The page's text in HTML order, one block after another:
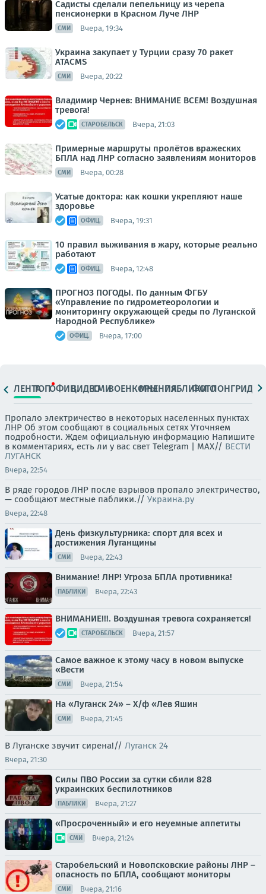
Садисты сделали пепельницу из черепа
пенсионерки в Красном Луче ЛНР
СМИ Вчера, 19:34
Украина закупает у Турции сразу 70 ракет
ATACMS
СМИ Вчера, 20:22
Владимир Чернев: ВНИМАНИЕ ВСЕМ! Воздушная
тревога!
СТАРОБЕЛЬСК Вчера, 21:03
Примерные маршруты пролётов вражеских
БПЛА над ЛНР согласно заявлениям мониторов
СМИ Вчера, 00:28
Усатые доктора: как кошки укрепляют наше
здоровье
ОФИЦ. Вчера, 19:31
10 правил выживания в жару, которые реально
работают
ОФИЦ. Вчера, 12:48
ПРОГНОЗ ПОГОДЫ. По данным ФГБУ
«Управление по гидрометеорологии и
мониторингу окружающей среды по Луганской
Народной Республике»
ОФИЦ. Вчера, 17:00
ЛЕНТАТОПОФИЦ.ВИДЕОСМИВОЕНКОРЫМНЕНИЯПАБЛИКИ
ФОТОЛОНГРИДЫ
Пропало электричество в некоторых населенных пунктах
ЛНР Об этом сообщают в социальных сетях Уточняем
подробности. Ждем официальную информацию Напишите
в комментариях, есть ли у вас свет Telegram | MAX// ВЕСТИ
ЛУГАНСК
Вчера, 22:54
В ряде городов ЛНР после взрывов пропало электричество,
— сообщают местные паблики.// Украина.ру
Вчера, 22:48
День физкультурника: спорт для всех и
достижения Луганщины
СМИ Вчера, 22:43
Внимание! ЛНР! Угроза БПЛА противника!
ПАБЛИКИ Вчера, 22:43
ВНИМАНИЕ!!!. Воздушная тревога сохраняется!
СТАРОБЕЛЬСК Вчера, 21:57
Самое важное к этому часу в новом выпуске
«Вести
СМИ Вчера, 21:54
На «Луганск 24» – Х/ф «Лев Яшин
СМИ Вчера, 21:45
В Луганске звучит сирена!// Луганск 24
Вчера, 21:30
Силы ПВО России за сутки сбили 828
украинских беспилотников
ПАБЛИКИ Вчера, 21:27
«Просроченный» и его неуемные аппетиты
СМИ Вчера, 21:24
Старобельский и Новопсковские районы ЛНР –
опасность по БПЛА, сообщают мониторы
СМИ Вчера, 21:16